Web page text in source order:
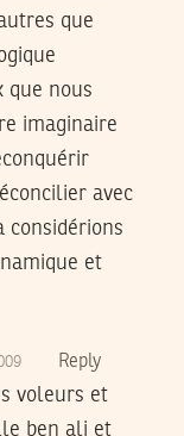
que
que nous
imaginaire
avec
considérions
et
Reply
voleurs et
ben ali et